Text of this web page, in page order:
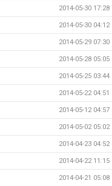
2014-05-30 17:28
2014-05-30 04:12
2014-05-29 07:30
2014-05-28 05:05
2014-05-25 03:44
2014-05-22 04:51
2014-05-12 04:57
2014-05-02 05:02
2014-04-23 04:52
2014-04-22 11:15
2014-04-21 05:08